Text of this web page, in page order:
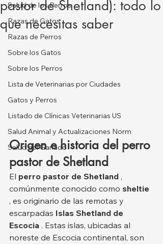
Salud de los Perros
Razas de Gatos
Razas de Perros
Sobre los Gatos
Sobre los Perros
Lista de Veterinarias por Ciudades
Gatos y Perros
Listado de Clínicas Veterinarias US
Salud Animal y Actualizaciones Norm
Salud del Ganado
pastor de Shetland): todo lo
que necesitas saber
Origen e historia del perro
pastor de Shetland
El perro pastor de Shetland ,
comúnmente conocido como sheltie
, es originario de las remotas y
escarpadas Islas Shetland de
Escocia . Estas islas, ubicadas al
noreste de Escocia continental, son